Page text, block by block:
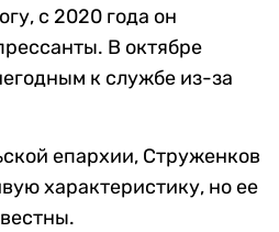
с 2020 года он
В октябре
к службе из-за
епархии, Струженков
характеристику, но ее